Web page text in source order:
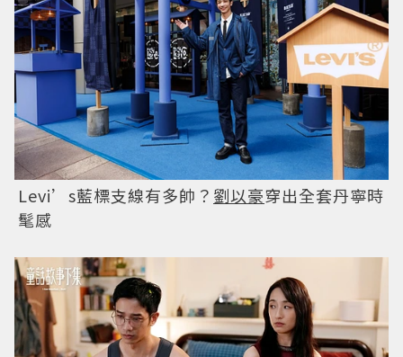
Levi’s藍標支線有多帥？ 劉以豪穿出全套丹寧時
髦感